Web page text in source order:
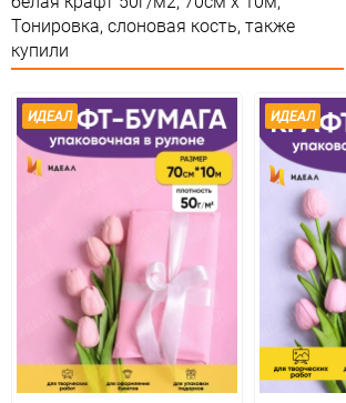
Срок годности Срок
Предназначение товара
Сертификация Не
Особые условия Особых
Минимальное количество
Единица измерения
ЦветНоменклатуры слоновая
Тонировка, слоновая кость, также
купили
ИДЕАЛ ИДЕАЛ